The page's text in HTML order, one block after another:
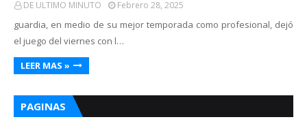
DE ULTIMO MINUTO Febrero 28, 2025
guardia, en medio de su mejor temporada como profesional, dejó
el juego del viernes con l…
LEER MAS »
PAGINAS